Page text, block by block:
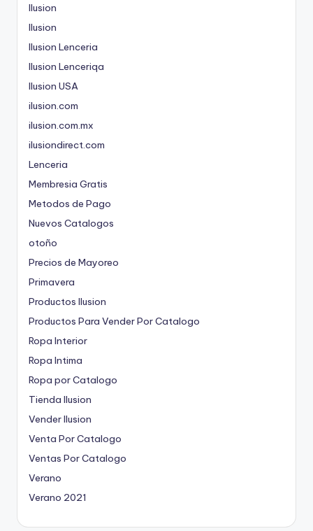
Ilusion
Ilusion
Ilusion Lenceria
Ilusion Lenceriqa
Ilusion USA
ilusion.com
ilusion.com.mx
ilusiondirect.com
Lenceria
Membresia Gratis
Metodos de Pago
Nuevos Catalogos
otoño
Precios de Mayoreo
Primavera
Productos Ilusion
Productos Para Vender Por Catalogo
Ropa Interior
Ropa Intima
Ropa por Catalogo
Tienda Ilusion
Vender Ilusion
Venta Por Catalogo
Ventas Por Catalogo
Verano
Verano 2021